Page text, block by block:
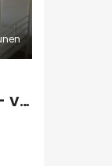
Gerenoveerde studio – 20m2 – vlakbij campus Gasthuisberg